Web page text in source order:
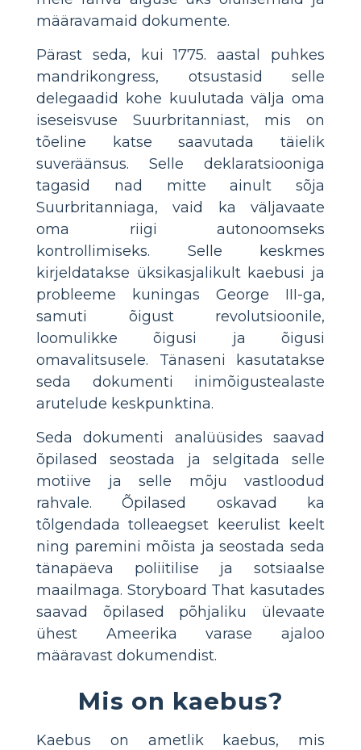
määravamaid dokumente.
Pärast seda, kui 1775. aastal puhkes
mandrikongress, otsustasid selle
delegaadid kohe kuulutada välja oma
iseseisvuse Suurbritanniast, mis on
tõeline katse saavutada täielik
suveräänsus. Selle deklaratsiooniga
tagasid nad mitte ainult sõja
Suurbritanniaga, vaid ka väljavaate
oma riigi autonoomseks
kontrollimiseks. Selle keskmes
kirjeldatakse üksikasjalikult kaebusi ja
probleeme kuningas George III-ga,
samuti õigust revolutsioonile,
loomulikke õigusi ja õigusi
omavalitsusele. Tänaseni kasutatakse
seda dokumenti inimõigustealaste
arutelude keskpunktina.
Seda dokumenti analüüsides saavad
õpilased seostada ja selgitada selle
motiive ja selle mõju vastloodud
rahvale. Õpilased oskavad ka
tõlgendada tolleaegset keerulist keelt
ning paremini mõista ja seostada seda
tänapäeva poliitilise ja sotsiaalse
maailmaga. Storyboard That kasutades
saavad õpilased põhjaliku ülevaate
ühest Ameerika varase ajaloo
määravast dokumendist.
Mis on kaebus?
Kaebus on ametlik kaebus, mis